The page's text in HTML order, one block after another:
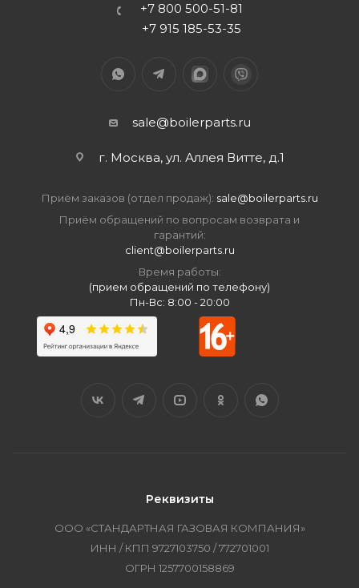
+7 800 500-51-81
+7 915 185-53-35
sale@boilerparts.ru
г. Москва, ул. Аллея Витте, д.1
Приём заказов (отдел продаж): sale@boilerparts.ru
Приём обращений по вопросам возврата и
гарантий:
client@boilerparts.ru
Время работы:
(прием обращений по телефону)
Пн-Вс: 8:00 - 20:00
Реквизиты
ООО «СТАНДАРТНАЯ ГАЗОВАЯ КОМПАНИЯ»
ИНН / КПП 9727103750 / 772701001
ОГРН 1257700158869